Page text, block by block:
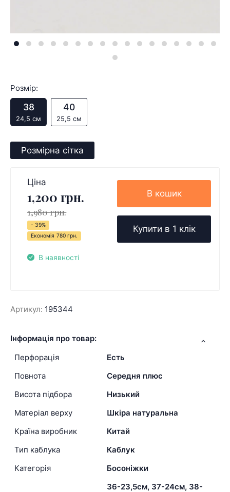
Розмір:
38
24,5 см
40
25,5 см
Розмірна сітка
Ціна
1,200 грн.
1,980 грн.
- 39%
Економія 780 грн.
В наявності
В кошик
Купити в 1 клік
Артикул: 195344
Інформація про товар:
Перфорація
Есть
Повнота
Середня плюс
Висота підбора
Низький
Матеріал верху
Шкіра натуральна
Країна виробник
Китай
Тип каблука
Каблук
Категорія
Босоніжки
36-23,5см, 37-24см, 38-